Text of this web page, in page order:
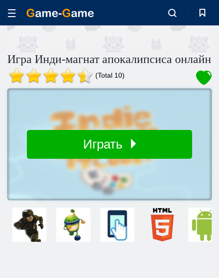
Игра Инди-магнат апокалипсиса онлайн
(Total 10)
Играть